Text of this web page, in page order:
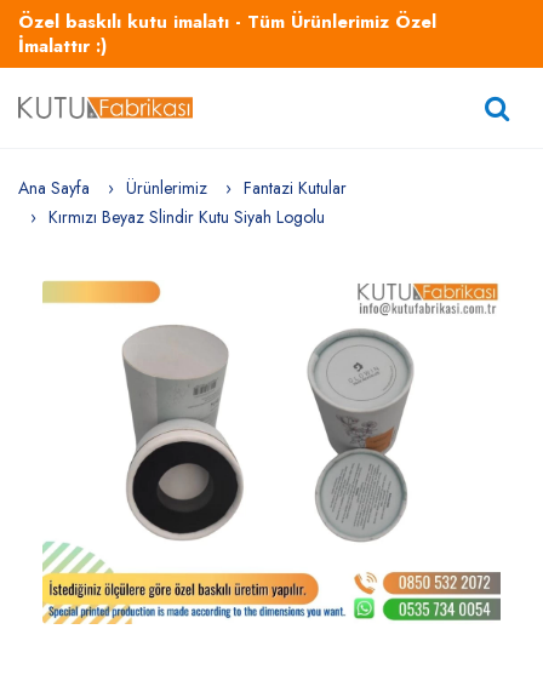
Özel baskılı kutu imalatı - Tüm Ürünlerimiz Özel
İmalattır :)
Ana Sayfa Ürünlerimiz
Fantazi Kutular
Kırmızı Beyaz Slindir Kutu Siyah Logolu